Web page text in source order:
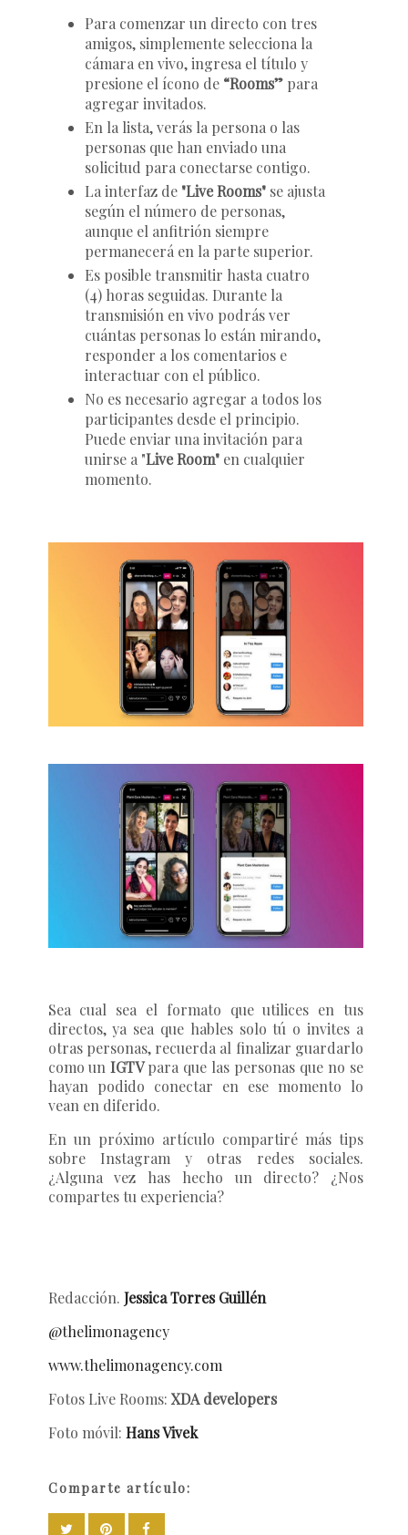
Para comenzar un directo con tres
amigos, simplemente selecciona la
cámara en vivo, ingresa el título y
presione el ícono de “Rooms”para
agregar invitados.
En la lista, verás la persona o las
personas que han enviado una
solicitud para conectarse contigo.
La interfaz de "Live Rooms"se ajusta
según el número de personas,
aunque el anfitrión siempre
permanecerá en la parte superior.
Es posible transmitir hasta cuatro
(4) horas seguidas. Durante la
transmisión en vivo podrás ver
cuántas personas lo están mirando,
responder a los comentarios e
interactuar con el público.
No es necesario agregar a todos los
participantes desde el principio.
Puede enviar una invitación para
unirse a "Live Room"en cualquier
momento.
Sea cual sea el formato que utilices en tus
directos, ya sea que hables solo tú o invites a
otras personas, recuerda al finalizar guardarlo
como unIGTVpara que las personas que no se
hayan podido conectar en ese momento lo
vean en diferido.
En un próximo artículo compartiré más tips
sobre Instagram y otras redes sociales.
¿Alguna vez has hecho un directo? ¿Nos
compartes tu experiencia?
Redacción. Jessica Torres Guillén
@thelimonagency
www.thelimonagency.com
Fotos Live Rooms: XDA developers
Foto móvil: Hans Vivek
Comparte artículo: